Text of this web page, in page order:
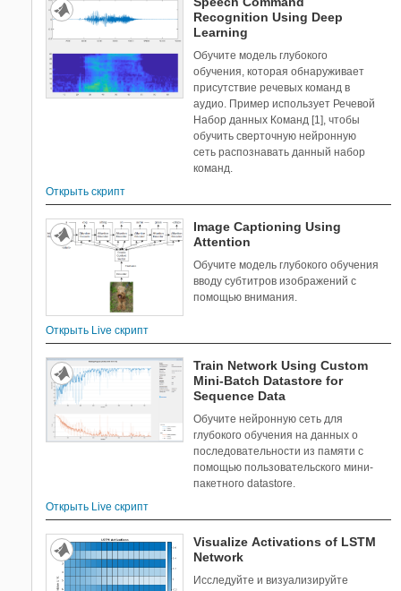
Recognition Using Deep
Learning
Обучите модель глубокого
обучения, которая обнаруживает
присутствие речевых команд в
аудио. Пример использует Речевой
Набор данных Команд [1], чтобы
обучить сверточную нейронную
сеть распознавать данный набор
команд.
Открыть скрипт
Image Captioning Using
Attention
Обучите модель глубокого обучения
вводу субтитров изображений с
помощью внимания.
Открыть Live скрипт
Train Network Using Custom
Mini-Batch Datastore for
Sequence Data
Обучите нейронную сеть для
глубокого обучения на данных о
последовательности из памяти с
помощью пользовательского мини-
пакетного datastore.
Открыть Live скрипт
Visualize Activations of LSTM
Network
Исследуйте и визуализируйте